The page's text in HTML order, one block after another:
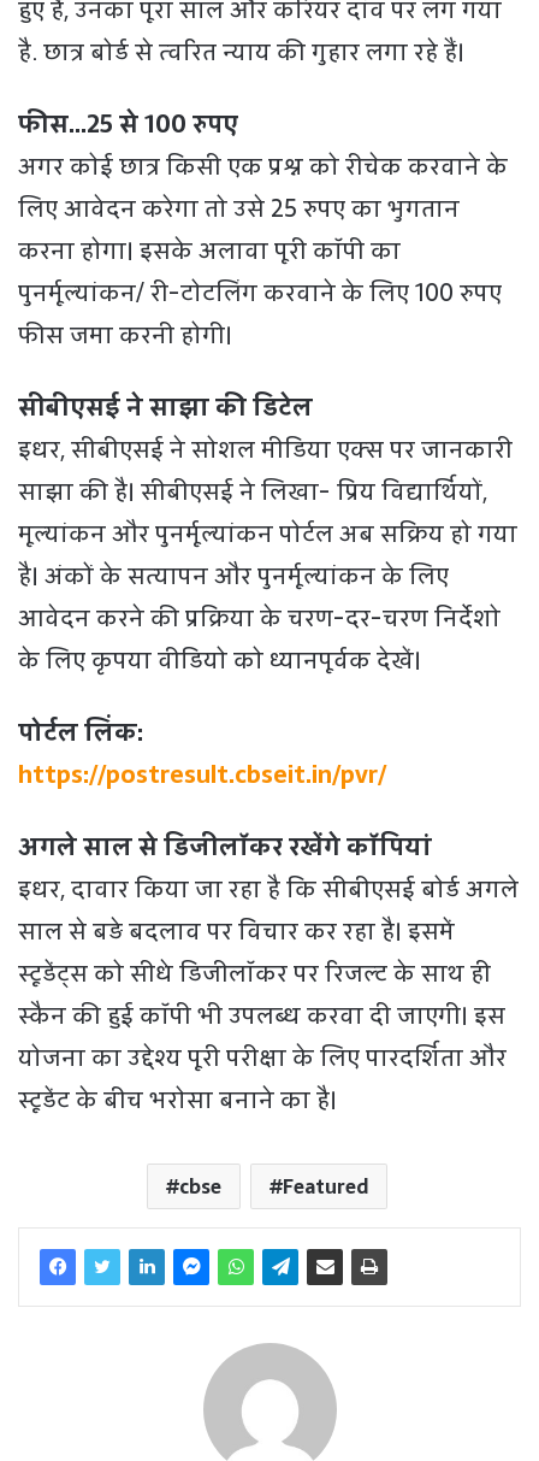
हुए हैं, उनका पूरा साल और करियर दांव पर लग गया
है. छात्र बोर्ड से त्वरित न्याय की गुहार लगा रहे हैं।
फीस…25 से 100 रुपए
अगर कोई छात्र किसी एक प्रश्न को रीचेक करवाने के
लिए आवेदन करेगा तो उसे 25 रुपए का भुगतान
करना होगा। इसके अलावा पूरी कॉपी का
पुनर्मूल्यांकन/ री-टोटलिंग करवाने के लिए 100 रुपए
फीस जमा करनी होगी।
सीबीएसई ने साझा की डिटेल
इधर, सीबीएसई ने सोशल मीडिया एक्स पर जानकारी
साझा की है। सीबीएसई ने लिखा- प्रिय विद्यार्थियों,
मूल्यांकन और पुनर्मूल्यांकन पोर्टल अब सक्रिय हो गया
है। अंकों के सत्यापन और पुनर्मूल्यांकन के लिए
आवेदन करने की प्रक्रिया के चरण-दर-चरण निर्देशो
के लिए कृपया वीडियो को ध्यानपूर्वक देखें।
पोर्टल लिंक:
https://postresult.cbseit.in/pvr/
अगले साल से डिजीलॉकर रखेंगे कॉपियां
इधर, दावार किया जा रहा है कि सीबीएसई बोर्ड अगले
साल से बड़े बदलाव पर विचार कर रहा है। इसमें
स्टूडेंट्स को सीधे डिजीलॉकर पर रिजल्ट के साथ ही
स्कैन की हुई कॉपी भी उपलब्ध करवा दी जाएगी। इस
योजना का उद्देश्य पूरी परीक्षा के लिए पारदर्शिता और
स्टूडेंट के बीच भरोसा बनाने का है।
cbse Featured